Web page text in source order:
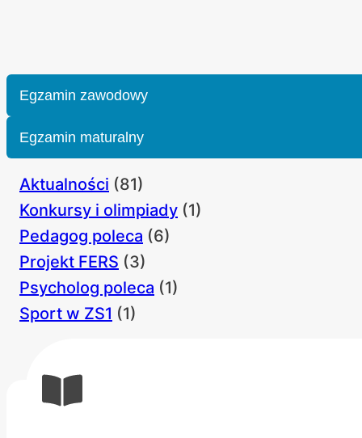
LIPCA
2023
POZYTYWNE
WYNIKI
PRÓB
SPRAWNOŚCI
FIZYCZNEJ
Egzamin zawodowy
Egzamin maturalny
Aktualności (81)
Konkursy i olimpiady (1)
Pedagog poleca (6)
Projekt FERS (3)
Psycholog poleca (1)
Sport w ZS1 (1)